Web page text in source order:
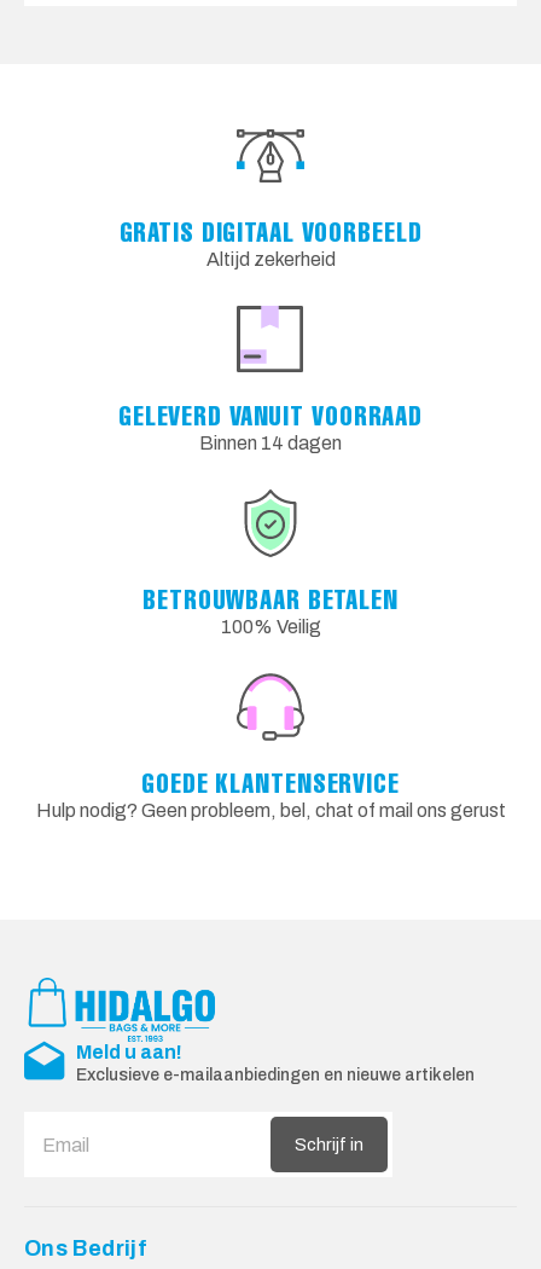
GRATIS DIGITAAL VOORBEELD
Altijd zekerheid
GELEVERD VANUIT VOORRAAD
Binnen 14 dagen
BETROUWBAAR BETALEN
100% Veilig
GOEDE KLANTENSERVICE
Hulp nodig? Geen probleem, bel, chat of mail ons gerust
Meld u aan!
Exclusieve e-mailaanbiedingen en nieuwe artikelen
Schrijf in
Ons Bedrijf